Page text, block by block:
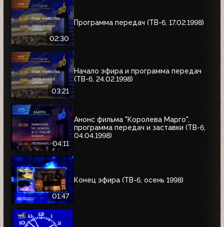
02:30
Программа передач (ТВ-6, 17.02.1998)
03:21
Начало эфира и программа передач
(ТВ-6, 24.02.1998)
04:11
Анонс фильма "Королева Марго",
программа передач и заставки (ТВ-6,
04.04.1998)
01:47
Конец эфира (ТВ-6, осень 1998)